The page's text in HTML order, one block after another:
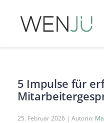
HR-EVENTS NEW
5 Impulse für
25. Februar 2026 | Autorin: